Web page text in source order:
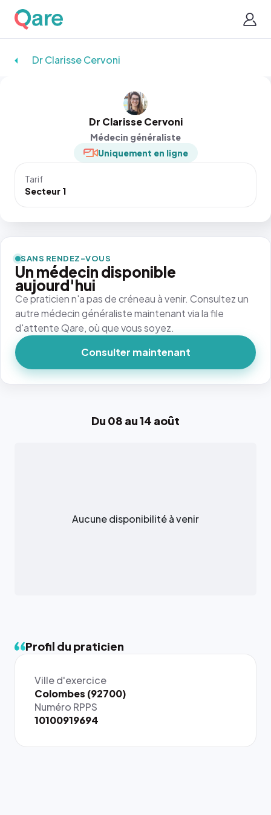
Dr Clarisse Cervoni
Dr Clarisse Cervoni
Médecin généraliste
Uniquement en ligne
Tarif
Secteur 1
Du 08 au 14 août
Aucune disponibilité à venir
Profil du praticien
Ville d'exercice
Colombes (92700)
Numéro RPPS
10100919694
SANS RENDEZ-VOUS
Un médecin disponible
aujourd'hui
Ce praticien n'a pas de créneau à venir. Consultez un
autre médecin généraliste maintenant via la file
d'attente Qare, où que vous soyez.
Consulter maintenant
{# 40×40
: la taille
rendue par
`.profile-